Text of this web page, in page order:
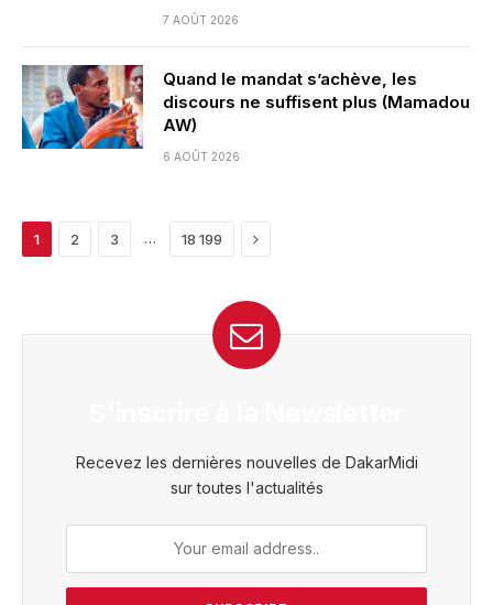
7 AOÛT 2026
Quand le mandat s’achève, les
discours ne suffisent plus (Mamadou
AW)
6 AOÛT 2026
1 2 3 … 18 199 Next
Recevez les dernières nouvelles de DakarMidi
sur toutes l'actualités